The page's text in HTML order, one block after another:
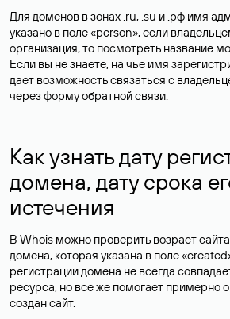
Для доменов в зонах .ru, .su и .рф имя
указано в поле «person», если
организация, то посмотреть название
Если вы не знаете, на чье имя
дает возможность связаться с
через форму обратной связи.
Как узнать дату
домена, дату срока
истечения
В Whois можно проверить возраст
домена, которая указана в поле
регистрации домена не всегда
ресурса, но все же помогает примерно
создан сайт.